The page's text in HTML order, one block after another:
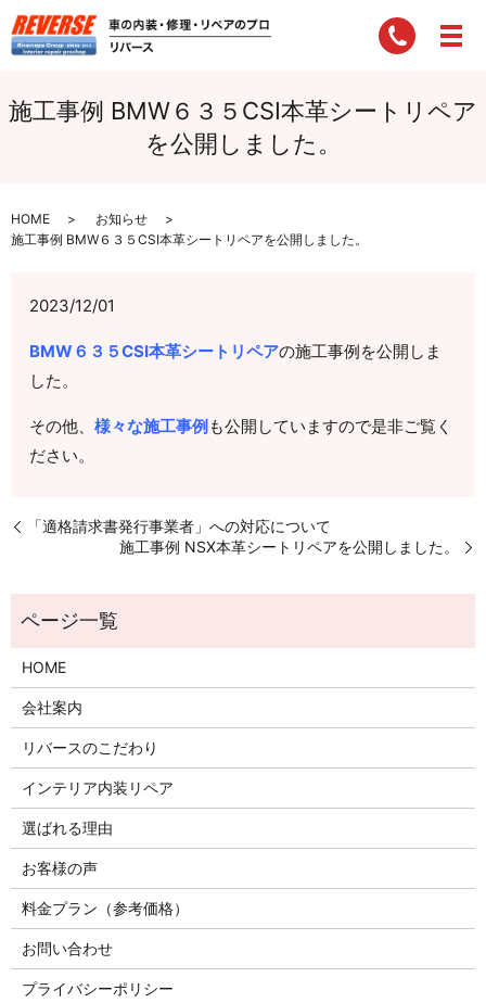
施工事例 BMW６３５CSI本革シートリペア
を公開しました。
HOME
お知らせ
施工事例 BMW６３５CSI本革シートリペアを公開しました。
2023/12/01
BMW６３５CSI本革シートリペアの施工事例を公開しま
した。
その他、様々な施工事例も公開していますので是非ご覧く
ださい。
「適格請求書発行事業者」への対応について
施工事例 NSX本革シートリペアを公開しました。
HOME
会社案内
リバースのこだわり
インテリア内装リペア
選ばれる理由
お客様の声
料金プラン（参考価格）
お問い合わせ
プライバシーポリシー